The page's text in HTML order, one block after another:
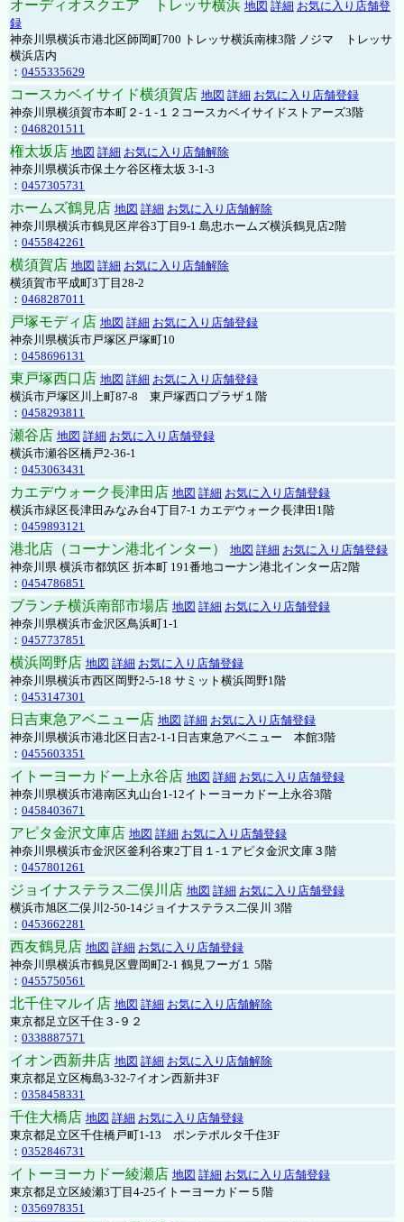
オーディオスクエア トレッサ横浜 地図 詳細 お気に入り店舗登
録
神奈川県横浜市港北区師岡町700 トレッサ横浜南棟3階 ノジマ トレッサ
横浜店内
： 0455335629
コースカベイサイド横須賀店 地図 詳細 お気に入り店舗登録
神奈川県横須賀市本町２-１-１２コースカベイサイドストアーズ3階
： 0468201511
権太坂店 地図 詳細 お気に入り店舗解除
神奈川県横浜市保土ケ谷区権太坂 3-1-3
： 0457305731
ホームズ鶴見店 地図 詳細 お気に入り店舗解除
神奈川県横浜市鶴見区岸谷3丁目9-1 島忠ホームズ横浜鶴見店2階
： 0455842261
横須賀店 地図 詳細 お気に入り店舗解除
横須賀市平成町3丁目28-2
： 0468287011
戸塚モディ店 地図 詳細 お気に入り店舗登録
神奈川県横浜市戸塚区戸塚町10
： 0458696131
東戸塚西口店 地図 詳細 お気に入り店舗登録
横浜市戸塚区川上町87-8 東戸塚西口プラザ１階
： 0458293811
瀬谷店 地図 詳細 お気に入り店舗登録
横浜市瀬谷区橋戸2-36-1
： 0453063431
カエデウォーク長津田店 地図 詳細 お気に入り店舗登録
横浜市緑区長津田みなみ台4丁目7-1 カエデウォーク長津田1階
： 0459893121
港北店（コーナン港北インター） 地図 詳細 お気に入り店舗登録
神奈川県 横浜市都筑区 折本町 191番地コーナン港北インター店2階
： 0454786851
ブランチ横浜南部市場店 地図 詳細 お気に入り店舗登録
神奈川県横浜市金沢区鳥浜町1-1
： 0457737851
横浜岡野店 地図 詳細 お気に入り店舗登録
神奈川県横浜市西区岡野2-5-18 サミット横浜岡野1階
： 0453147301
日吉東急アベニュー店 地図 詳細 お気に入り店舗登録
神奈川県横浜市港北区日吉2-1-1日吉東急アベニュー 本館3階
： 0455603351
イトーヨーカドー上永谷店 地図 詳細 お気に入り店舗登録
神奈川県横浜市港南区丸山台1-12イトーヨーカドー上永谷3階
： 0458403671
アピタ金沢文庫店 地図 詳細 お気に入り店舗登録
神奈川県横浜市金沢区釜利谷東2丁目１-１アピタ金沢文庫３階
： 0457801261
ジョイナステラス二俣川店 地図 詳細 お気に入り店舗登録
横浜市旭区二俣川2-50-14ジョイナステラス二俣川 3階
： 0453662281
西友鶴見店 地図 詳細 お気に入り店舗登録
神奈川県横浜市鶴見区豊岡町2-1 鶴見フーガ１ 5階
： 0455750561
北千住マルイ店 地図 詳細 お気に入り店舗解除
東京都足立区千住３-９２
： 0338887571
イオン西新井店 地図 詳細 お気に入り店舗解除
東京都足立区梅島3-32-7イオン西新井3F
： 0358458331
千住大橋店 地図 詳細 お気に入り店舗登録
東京都足立区千住橋戸町1-13 ポンテポルタ千住3F
： 0352846731
イトーヨーカドー綾瀬店 地図 詳細 お気に入り店舗登録
東京都足立区綾瀬3丁目4-25イトーヨーカドー５階
： 0356978351